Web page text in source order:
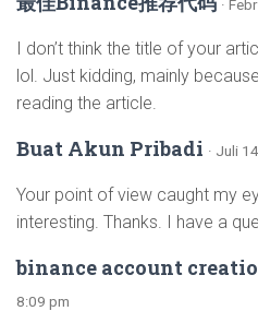
·
I don’t think the title of your
lol. Just kidding, mainly
reading the article.
Buat Akun Pribadi · Juli
Your point of view caught my
interesting. Thanks. I have a
binance account
8:09 pm